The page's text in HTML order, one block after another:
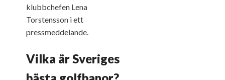
klubbchefen Lena
Torstensson i ett
pressmeddelande.
Vilka är Sveriges